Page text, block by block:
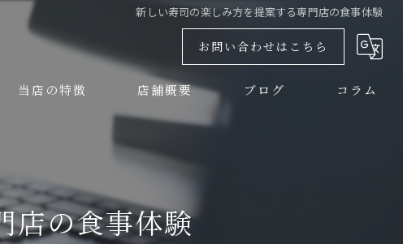
新しい寿司の楽しみ方を提案する専門店の食事体験
お問い合わせはこちら
当店の特徴
安い
ランチ
店舗概要
大興寿司 難波店
大興寿司 南店
ブログ コラム
店の食事体験